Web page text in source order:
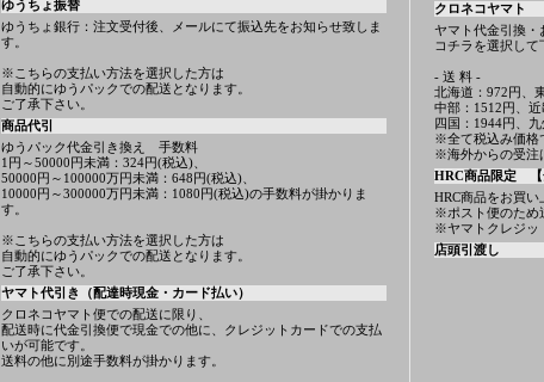
ゆうちょ振替
ゆうちょ銀行：注文受付後、メールにて振込先をお知らせ致しま
す。
※こちらの支払い方法を選択した方は
自動的にゆうパックでの配送となります。
ご了承下さい。
商品代引
ゆうパック代金引き換え 手数料
1円～50000円未満：324円(税込)、
50000円～100000万円未満：648円(税込)、
10000円～300000万円未満：1080円(税込)の手数料が掛かりま
す。
※こちらの支払い方法を選択した方は
自動的にゆうパックでの配送となります。
ご了承下さい。
ヤマト代引き（配達時現金・カード払い）
クロネコヤマト便での配送に限り、
配送時に代金引換便で現金での他に、クレジットカードでの支払
いが可能です。
送料の他に別途手数料が掛かります。
クロネコヤマト
ヤマト代金引換・
コチラを選択して
- 送 料 -
北海道：972円、
中部：1512円、
四国：1944円、
※全て税込み価格
※海外からの受注
HRC商品限定 【
HRC商品をお買
※ポスト便のため
※ヤマトクレジッ
店頭引渡し